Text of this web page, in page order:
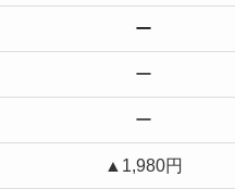
ー
ー
ー
▲1,980円